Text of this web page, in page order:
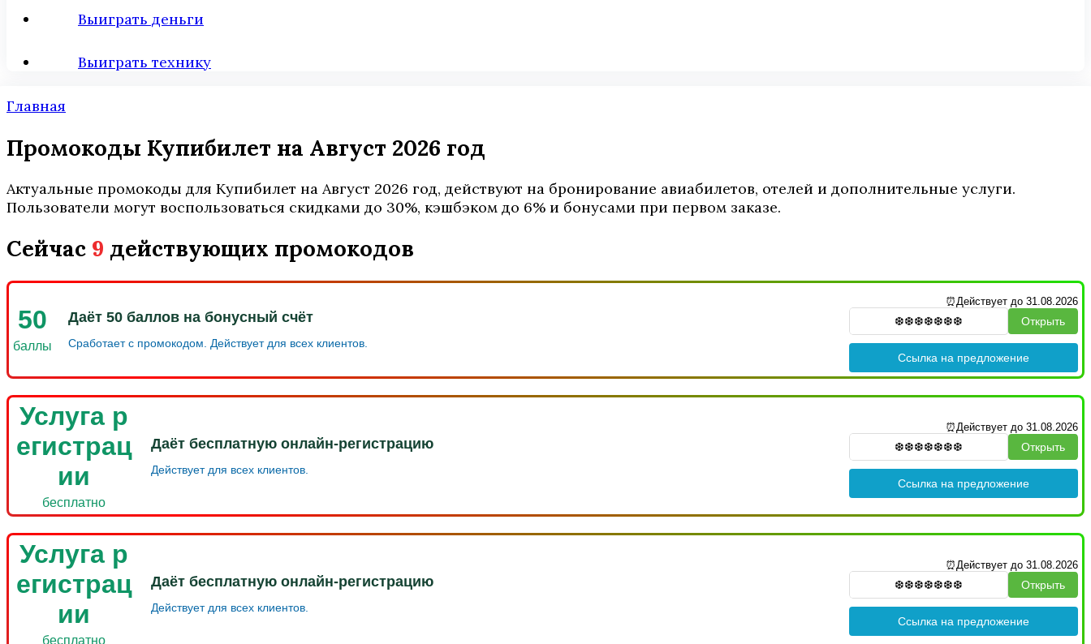
Выиграть деньги
Выиграть технику
Главная
Промокоды Купибилет на Август 2026 год
Актуальные промокоды для Купибилет на Август 2026 год, действуют на бронирование авиабилетов, отелей и дополнительные услуги.
Пользователи могут воспользоваться скидками до 30%, кэшбэком до 6% и бонусами при первом заказе.
Сейчас 9 действующих промокодов
50
баллы
Даёт 50 баллов на бонусный счёт
Сработает с промокодом. Действует для всех клиентов.
⏰Действует до 31.08.2026
Открыть
Ссылка на предложение
Услуга р
егистрац
ии
бесплатно
Даёт бесплатную онлайн-регистрацию
Действует для всех клиентов.
⏰Действует до 31.08.2026
Открыть
Ссылка на предложение
Услуга р
егистрац
ии
бесплатно
Даёт бесплатную онлайн-регистрацию
Действует для всех клиентов.
⏰Действует до 31.08.2026
Открыть
Ссылка на предложение